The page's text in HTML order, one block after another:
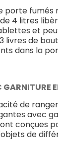
porte fumés
4 litres
et
livres de
dans la
GARNITURE
de
avec
conçues
de